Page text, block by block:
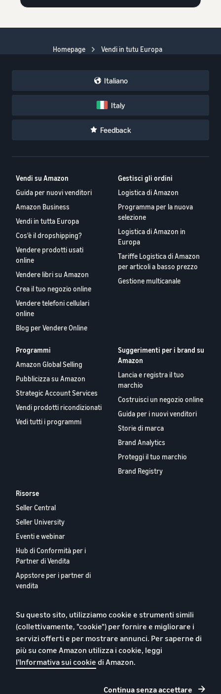
Homepage Vendi in tutu Europa
Italiano
Italy
Feedback
Vendi su Amazon
Guida per nuovi venditori
Amazon Business
Vendi in tutta Europa
Cos'è il dropshipping?
Vendere prodotti usati
online
Vendere libri su Amazon
Crea il tuo negozio online
Vendere telefoni cellulari
online
Blog per Vendere Online
Gestisci gli ordini
Logistica di Amazon
Programma per la nuova
selezione
Logistica di Amazon in
Europa
Tariffe Logistica di Amazon
per articoli a basso prezzo
Gestione multicanale
Programmi
Amazon Global Selling
Pubblicizza su Amazon
Strategic Account Services
Vendi prodotti ricondizionati
Vedi tutti i programmi
Suggerimenti per i brand su
Amazon
Lancia e registra il tuo
marchio
Costruisci un negozio online
Guida per i nuovi venditori
Storie di marca
Brand Analytics
Proteggi il tuo marchio
Brand Registry
Risorse
Seller Central
Seller University
Eventi e webinar
Hub di Conformità per i
Partner di Vendita
Appstore per i partner di
vendita
Partner Vendita Europei
Contattaci
Informativa sulla privacy
Su questo sito, utilizziamo cookie e strumenti simili
(collettivamente, "cookie") per fornire e migliorare i
servizi offerti e per mostrare annunci. Per saperne di
più su come Amazon utilizza i cookie, leggi
l'Informativa sui cookie di Amazon.
Continua senza accettare